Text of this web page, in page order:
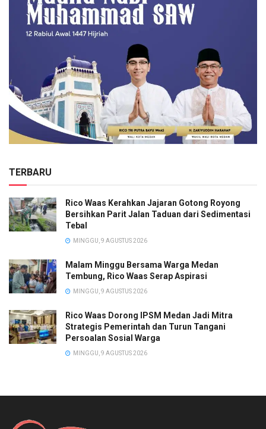
TERBARU
Rico Waas Kerahkan Jajaran Gotong Royong
Bersihkan Parit Jalan Taduan dari Sedimentasi
Tebal
MINGGU, 9 AGUSTUS 2026
Malam Minggu Bersama Warga Medan
Tembung, Rico Waas Serap Aspirasi
MINGGU, 9 AGUSTUS 2026
Rico Waas Dorong IPSM Medan Jadi Mitra
Strategis Pemerintah dan Turun Tangani
Persoalan Sosial Warga
MINGGU, 9 AGUSTUS 2026